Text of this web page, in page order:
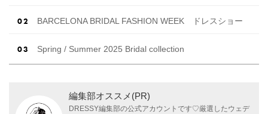
BARCELONA BRIDAL FASHION WEEK ドレスショー
Spring / Summer 2025 Bridal collection
編集部オススメ(PR)
DRESSY編集部の公式アカウントです♡厳選したウェデ